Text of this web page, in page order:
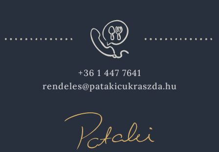
+36 1 447 7641
rendeles@patakicukraszda.hu